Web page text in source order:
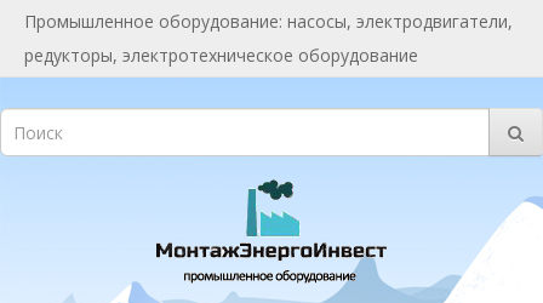
Промышленное оборудование: насосы, электродвигатели,
редукторы, электротехническое оборудование